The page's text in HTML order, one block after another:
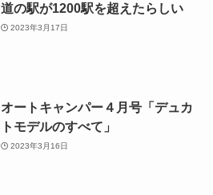
道の駅が1200駅を超えたらしい
2023年3月17日
オートキャンパー４月号「デュカ
トモデルのすべて」
2023年3月16日